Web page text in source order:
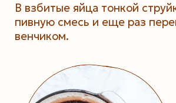
В взбитые яйца тонкой
пивную смесь и еще раз
венчиком.